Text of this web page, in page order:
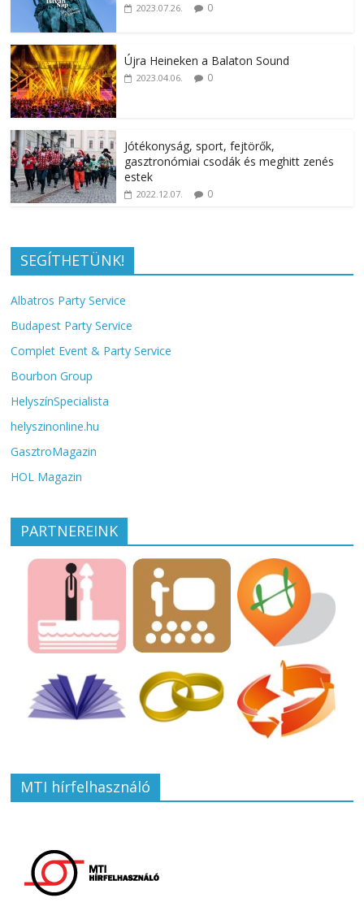
2023.07.26. 0
Újra Heineken a Balaton Sound
2023.04.06. 0
Jótékonyság, sport, fejtörők,
gasztronómiai csodák és meghitt zenés
estek
2022.12.07. 0
SEGÍTHETÜNK!
Albatros Party Service
Budapest Party Service
Complet Event & Party Service
Bourbon Group
HelyszínSpecialista
helyszinonline.hu
GasztroMagazin
HOL Magazin
PARTNEREINK
MTI hírfelhasználó